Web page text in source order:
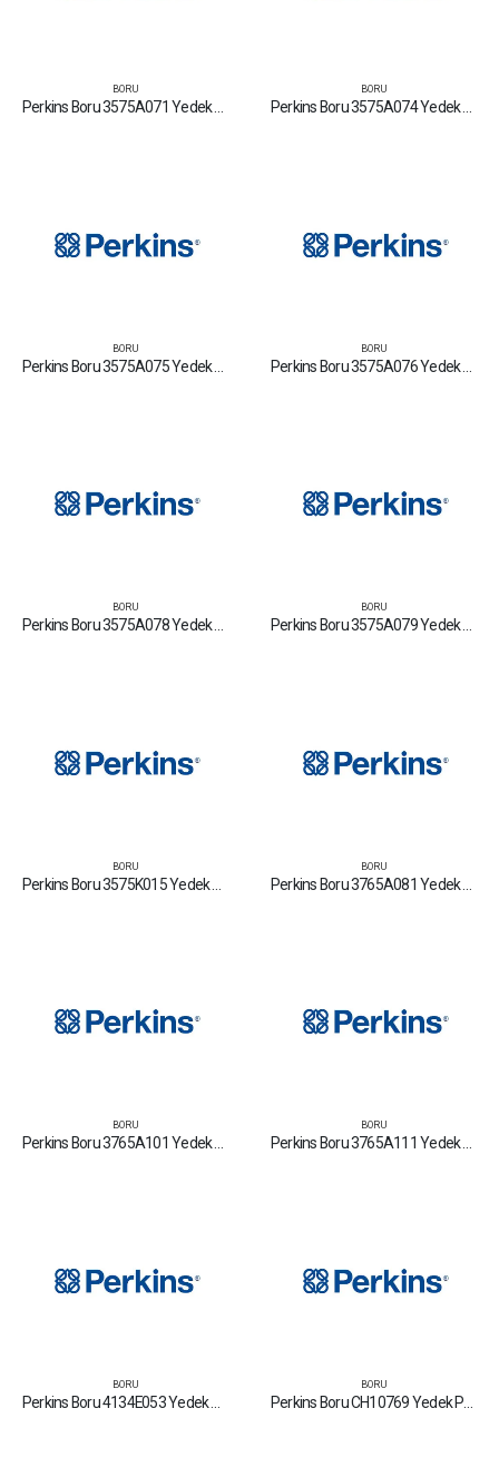
BORU BORU
BORU BORU
BORU BORU
BORU BORU
BORU
Perkins Boru 3765A101 Yedek Parça Fiyat Tamir Bakım Satan Firmalar
BORU
Perkins Boru 3765A111 Yedek Parça Fiyat Tamir Bakım Satan Firmalar
BORU BORU